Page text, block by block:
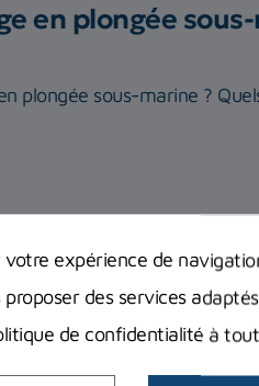
en plongée
plongée sous-marine ?
expérience de
des services
de confidentialité à